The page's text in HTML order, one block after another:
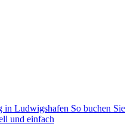
in Ludwigshafen So buchen Sie
und einfach